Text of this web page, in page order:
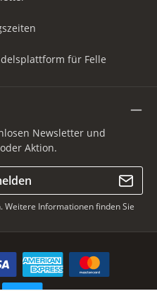
für Felle
Newsletter und
Aktion.
Informationen finden Sie